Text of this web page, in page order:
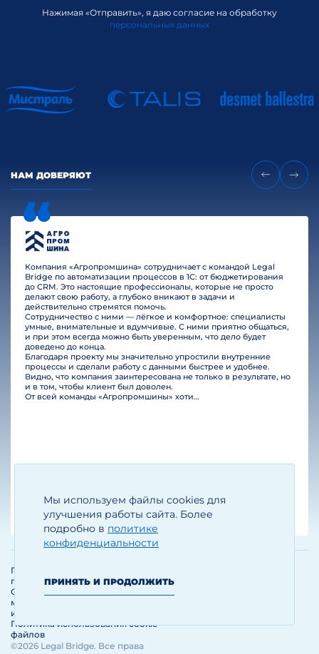
Мы используем файлы cookies для
улучшения работы сайта. Более
подробно в политике
конфиденциальности
ПРИНЯТЬ И ПРОДОЛЖИТЬ
Нажимая «Отправить», я даю согласие на обработку
персональных данных
НАМ ДОВЕРЯЮТ
Компания «Агропромшина» сотрудничает с командой Legal
Bridge по автоматизации процессов в 1С: от бюджетирования
до CRM. Это настоящие профессионалы, которые не просто
делают свою работу, а глубоко вникают в задачи и
действительно стремятся помочь.
Сотрудничество с ними — лёгкое и комфортное: специалисты
умные, внимательные и вдумчивые. С ними приятно общаться,
и при этом всегда можно быть уверенным, что дело будет
доведено до конца.
Благодаря проекту мы значительно упростили внутренние
процессы и сделали работу с данными быстрее и удобнее.
Видно, что компания заинтересована не только в результате, но
и в том, чтобы клиент был доволен.
От всей команды «Агропромшины» хотим поблагодарить специалистов Legal Bridge за отличную работу и человеческое отношение.…
Егизарян И.А.
Генеральный директор
©2026 Legal Bridge. Все права
Политика обработки и защиты
персональных данных
Политика использования cookie-
файлов
Соглашение об использовании
материалов и сервисов
интернет-сайта